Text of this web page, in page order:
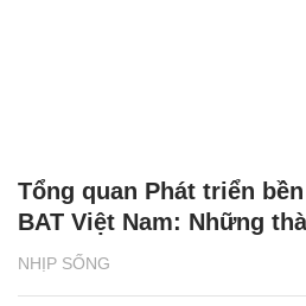
NHỊP SỐNG
Tổng quan Phát triển
BAT Việt Nam: Những